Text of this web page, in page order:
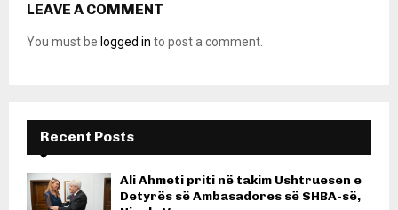
LEAVE A COMMENT
You must be logged in to post a comment.
Recent Posts
Ali Ahmeti priti në takim Ushtruesen e
Detyrës së Ambasadores së SHBA-së,